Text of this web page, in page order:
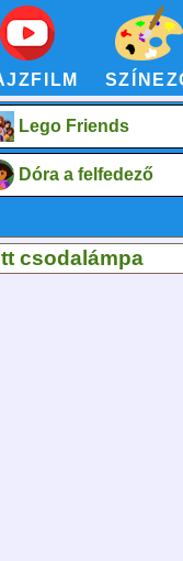
Lego Friends
Dóra a felfedező
csodalámpa